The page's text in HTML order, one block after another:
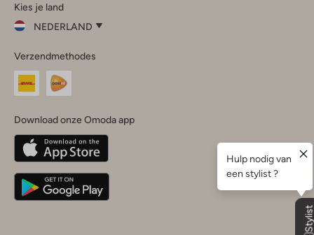
InstagramFacebook
Kies je land
NEDERLAND
je
land
Nederland
Belgique(Français)
Deutschland
Verzendmethodes
Download onze Omoda app